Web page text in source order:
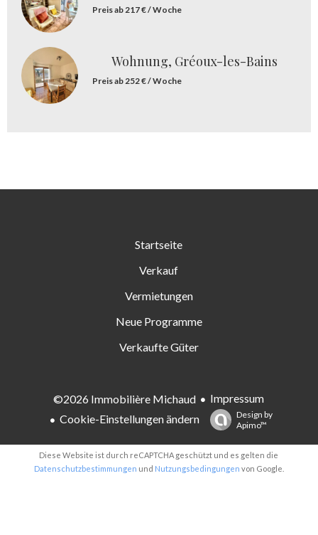
Preis ab 217 € / Woche
Wohnung, Gréoux-les-Bains
Preis ab 252 € / Woche
Startseite
Verkauf
Vermietungen
Neue Programme
Verkaufte Güter
©2026 Immobilière Michaud
Impressum
Cookie-Einstellungen ändern
Design by
Apimo™
Diese Website ist durch reCAPTCHA geschützt und es gelten die
Datenschutzbestimmungen und Nutzungsbedingungen von Google.